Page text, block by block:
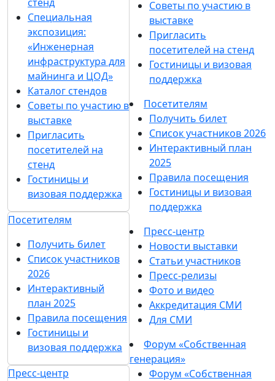
Специальная
экспозиция:
«Инженерная
инфраструктура для
майнинга и ЦОД»
Каталог стендов
Советы по участию в
выставке
Пригласить
посетителей на
стенд
Гостиницы и
визовая поддержка
Посетителям
Получить билет
Список участников
2026
Интерактивный
план 2025
Правила посещения
Гостиницы и
визовая поддержка
Пресс-центр
Советы по участию в
выставке
Пригласить
посетителей на стенд
Гостиницы и визовая
поддержка
Посетителям
Получить билет
Список участников 2026
Интерактивный план
2025
Правила посещения
Гостиницы и визовая
поддержка
Пресс-центр
Новости выставки
Статьи участников
Пресс-релизы
Фото и видео
Аккредитация СМИ
Для СМИ
Форум «Собственная
генерация»
Форум «Собственная